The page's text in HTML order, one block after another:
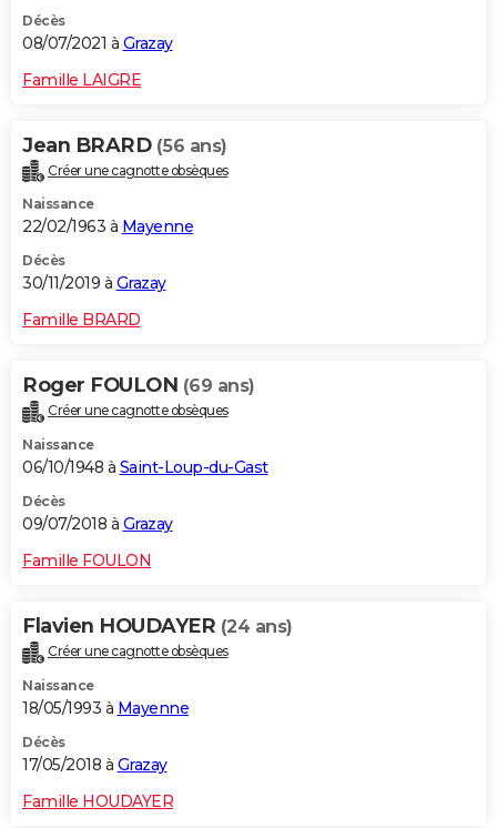
Décès
08/07/2021 à Grazay
Famille LAIGRE
Jean BRARD (56 ans)
Créer une cagnotte obsèques
Naissance
22/02/1963 à Mayenne
Décès
30/11/2019 à Grazay
Famille BRARD
Roger FOULON (69 ans)
Créer une cagnotte obsèques
Naissance
06/10/1948 à Saint-Loup-du-Gast
Décès
09/07/2018 à Grazay
Famille FOULON
Flavien HOUDAYER (24 ans)
Créer une cagnotte obsèques
Naissance
18/05/1993 à Mayenne
Décès
17/05/2018 à Grazay
Famille HOUDAYER